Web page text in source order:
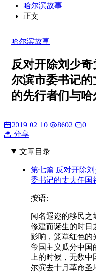
哈尔滨故事
正文
哈尔滨故事
反对开除刘少
尔滨市委书记
的先行者们与哈
2019-02-10 8602
0
分享
文章目录
第七篇 反对开除
委书记的丈夫任国
按语:
闻名遐迩的移民之
修建而诞生的时日
影响，笼罩红色的
帝国主义瓜分中国
上的时候，无数
尔滨去十月革命圣